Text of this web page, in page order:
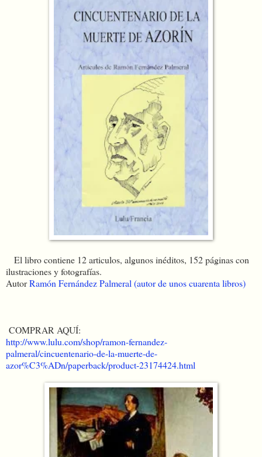
El libro contiene 12 articulos, algunos inéditos, 152 páginas con
ilustraciones y fotografías.
AutorRamón Fernández Palmeral (autor de unos cuarenta libros)
COMPRAR AQUÍ:
http://www.lulu.com/shop/ramon-fernandez-
palmeral/cincuentenario-de-la-muerte-de-
azor%C3%ADn/paperback/product-23174424.html